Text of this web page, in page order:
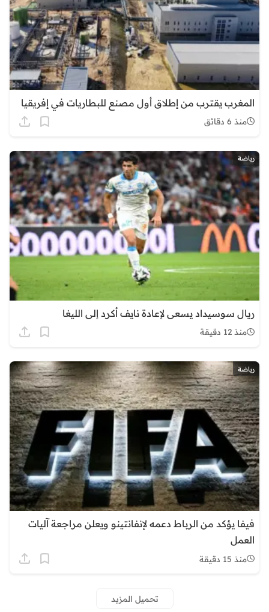
المغرب يقترب من إطلاق أول مصنع للبطاريات في إفريقيا
منذ 6 دقائق
رياضة
ريال سوسيداد يسعى لإعادة نايف أكرد إلى الليغا
منذ 12 دقيقة
رياضة
فيفا يؤكد من الرباط دعمه لإنفانتينو ويعلن مراجعة آليات
العمل
منذ 15 دقيقة
تحميل المزيد